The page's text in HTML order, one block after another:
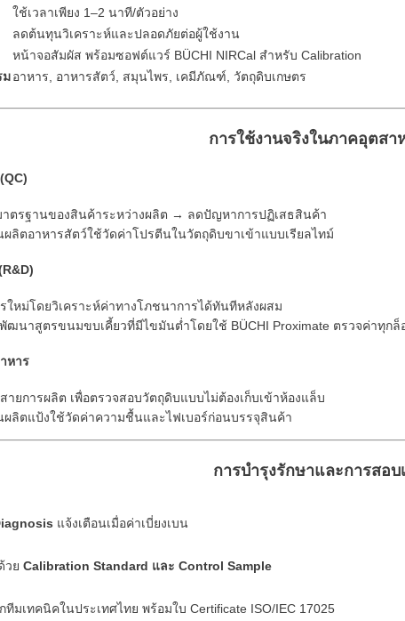
ใช้เวลาเพียง 1–2 นาที/ตัวอย่าง
ลดต้นทุนวิเคราะห์และปลอดภัยต่อผู้ใช้งาน
หน้าจอสัมผัส พร้อมซอฟต์แวร์ BÜCHI NIRCal สำหรับ Calibration
มอาหาร, อาหารสัตว์, สมุนไพร, เคมีภัณฑ์, วัตถุดิบเกษตร
การใช้งานจริงในภาคอุตสา
ตรฐานของสินค้าระหว่างผลิต → ลดปัญหาการปฏิเสธสินค้า
ผลิตอาหารสัตว์ใช้วัดค่าโปรตีนในวัตถุดิบขาเข้าแบบเรียลไทม์
หม่โดยวิเคราะห์ค่าทางโภชนาการได้ทันทีหลังผสม
ฒนาสูตรขนมขบเคี้ยวที่มีไขมันต่ำโดยใช้ BÜCHI Proximate ตรวจค่าทุกล็
หาร
สายการผลิต เพื่อตรวจสอบวัตถุดิบแบบไม่ต้องเก็บเข้าห้องแล็บ
ผลิตแป้งใช้วัดค่าความชื้นและไฟเบอร์ก่อนบรรจุสินค้า
การบำรุงรักษาและการสอบ
แจ้งเตือนเมื่อค่าเบี่ยงเบน
วยCalibration Standard และ Control Sample
ทีมเทคนิคในประเทศไทย พร้อมใบ Certificate ISO/IEC 17025